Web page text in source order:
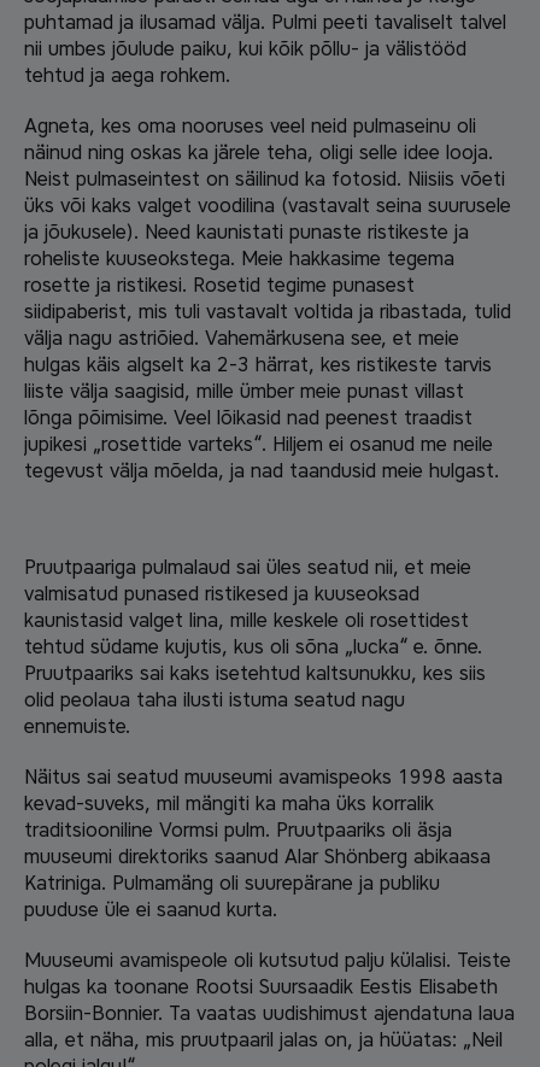
puhtamad ja ilusamad välja. Pulmi peeti tavaliselt talvel
nii umbes jõulude paiku, kui kõik põllu- ja välistööd
tehtud ja aega rohkem.
Agneta, kes oma nooruses veel neid pulmaseinu oli
näinud ning oskas ka järele teha, oligi selle idee looja.
Neist pulmaseintest on säilinud ka fotosid. Niisiis võeti
üks või kaks valget voodilina (vastavalt seina suurusele
ja jõukusele). Need kaunistati punaste ristikeste ja
roheliste kuuseokstega. Meie hakkasime tegema
rosette ja ristikesi. Rosetid tegime punasest
siidipaberist, mis tuli vastavalt voltida ja ribastada, tulid
välja nagu astriõied. Vahemärkusena see, et meie
hulgas käis algselt ka 2-3 härrat, kes ristikeste tarvis
liiste välja saagisid, mille ümber meie punast villast
lõnga põimisime. Veel lõikasid nad peenest traadist
jupikesi „rosettide varteks“. Hiljem ei osanud me neile
tegevust välja mõelda, ja nad taandusid meie hulgast.
Pruutpaariga pulmalaud sai üles seatud nii, et meie
valmisatud punased ristikesed ja kuuseoksad
kaunistasid valget lina, mille keskele oli rosettidest
tehtud südame kujutis, kus oli sõna „lucka“ e. õnne.
Pruutpaariks sai kaks isetehtud kaltsunukku, kes siis
olid peolaua taha ilusti istuma seatud nagu
ennemuiste.
Näitus sai seatud muuseumi avamispeoks 1998 aasta
kevad-suveks, mil mängiti ka maha üks korralik
traditsiooniline Vormsi pulm. Pruutpaariks oli äsja
muuseumi direktoriks saanud Alar Shönberg abikaasa
Katriniga. Pulmamäng oli suurepärane ja publiku
puuduse üle ei saanud kurta.
Muuseumi avamispeole oli kutsutud palju külalisi. Teiste
hulgas ka toonane Rootsi Suursaadik Eestis Elisabeth
Borsiin-Bonnier. Ta vaatas uudishimust ajendatuna laua
alla, et näha, mis pruutpaaril jalas on, ja hüüatas: „Neil